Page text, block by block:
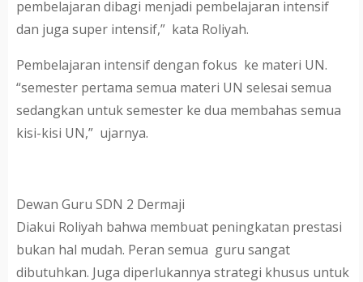
pembelajaran dibagi menjadi pembelajaran intensif
dan juga super intensif,” kata Roliyah.
Pembelajaran intensif dengan fokus ke materi UN.
“semester pertama semua materi UN selesai semua
sedangkan untuk semester ke dua membahas semua
kisi-kisi UN,” ujarnya.
Dewan Guru SDN 2 Dermaji
Diakui Roliyah bahwa membuat peningkatan prestasi
bukan hal mudah. Peran semua guru sangat
dibutuhkan. Juga diperlukannya strategi khusus untuk